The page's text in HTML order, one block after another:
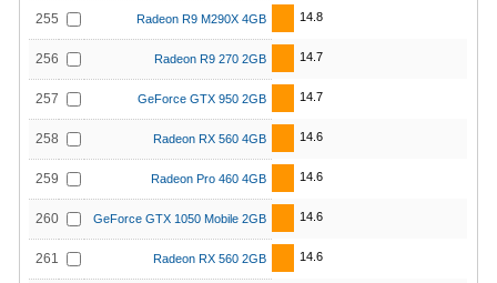
255 Radeon R9 M290X 4GB 14.8
256 Radeon R9 270 2GB 14.7
257 GeForce GTX 950 2GB 14.7
258 Radeon RX 560 4GB 14.6
259 Radeon Pro 460 4GB 14.6
260 GeForce GTX 1050 Mobile 2GB 14.6
261 Radeon RX 560 2GB 14.6